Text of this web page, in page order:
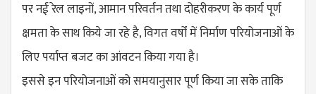
पर नई रेल लाइनों, आमान परिवर्तन तथा दोहरीकरण के कार्य पूर्ण
क्षमता के साथ किये जा रहे है, विगत वर्षों में निर्माण परियोजनाओं के
लिए पर्याप्त बजट का आंवटन किया गया है।
इससे इन परियोजनाओं को समयानुसार पूर्ण किया जा सके ताकि